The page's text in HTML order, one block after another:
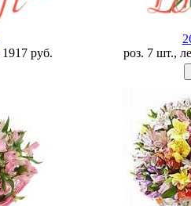
1917 руб.
роз. 7 шт.,